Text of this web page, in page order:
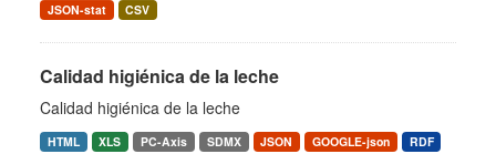
JSON-stat
CSV
Calidad higiénica de la leche
Calidad higiénica de la leche
HTML XLS PC-Axis SDMX JSON GOOGLE-json
RDF